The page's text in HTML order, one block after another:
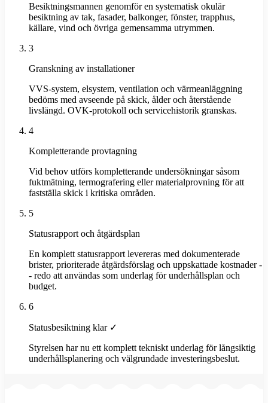
Besiktningsmannen genomför en systematisk okulär
besiktning av tak, fasader, balkonger, fönster, trapphus,
källare, vind och övriga gemensamma utrymmen.
3
Granskning av installationer
VVS-system, elsystem, ventilation och värmeanläggning
bedöms med avseende på skick, ålder och återstående
livslängd. OVK-protokoll och servicehistorik granskas.
4
Kompletterande provtagning
Vid behov utförs kompletterande undersökningar såsom
fuktmätning, termografering eller materialprovning för att
fastställa skick i kritiska områden.
5
Statusrapport och åtgärdsplan
En komplett statusrapport levereras med dokumenterade
brister, prioriterade åtgärdsförslag och uppskattade kostnader -
- redo att användas som underlag för underhållsplan och
budget.
6
Statusbesiktning klar ✓
Styrelsen har nu ett komplett tekniskt underlag för långsiktig
underhållsplanering och välgrundade investeringsbeslut.